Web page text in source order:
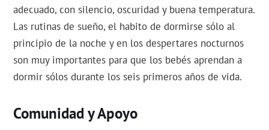
adecuado, con silencio, oscuridad y buena temperatura.
Las rutinas de sueño, el habito de dormirse sólo al
principio de la noche y en los despertares nocturnos
son muy importantes para que los bebés aprendan a
dormir sólos durante los seis primeros años de vida.
Comunidad y Apoyo